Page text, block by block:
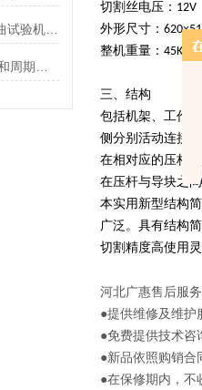
AR-40E 全自动钢筋正反向弯曲试验机参数
切割丝电压：12V
外形尺寸：
整机重量：45Kg
三、结构
包括机架、工作
侧分别活动连接
在相对应的压杆
在压杆与导块之
本实用新型结构
广泛。具有结构
切割精度高使用
河北广惠售后服务
●提供维修及维护
●免费提供技术咨
●新品依照购销合
●在保修期内，不